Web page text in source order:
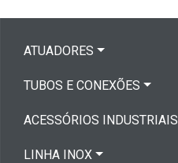
ATUADORES
TUBOS E CONEXÕES
ACESSÓRIOS INDUSTRIAIS
LINHA INOX